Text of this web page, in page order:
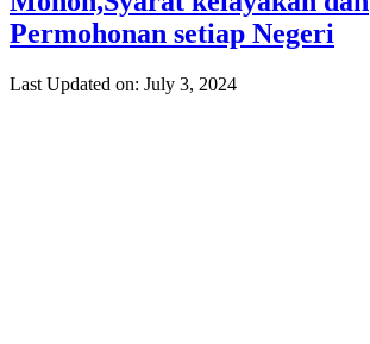
Permohonan setiap Negeri
Last Updated on: July 3, 2024